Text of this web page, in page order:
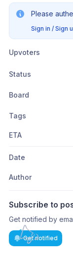
Please
Sign in / Sign
Upvoters
Status
Board
Tags
ETA
Date
Author
Subscribe to
Get notified by
Get notified